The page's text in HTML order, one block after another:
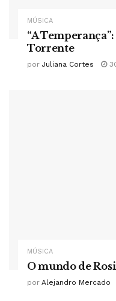
MÚSICA
“A
Torrente
por Juliana Cortes
MÚSICA
O mundo de
por Alejandro Mercado